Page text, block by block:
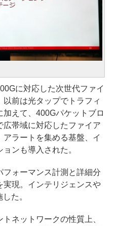
に対応した次世代ファイ
前は光タップでトラフィ
えて、400Gパケットブロ
帯域に対応したファイア
ラートを集める基盤、イ
ンも導入された。
ォーマンス計測と詳細分
現。インテリジェンスや
た。
ネットワークの性質上、